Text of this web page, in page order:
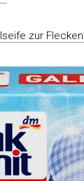
zur